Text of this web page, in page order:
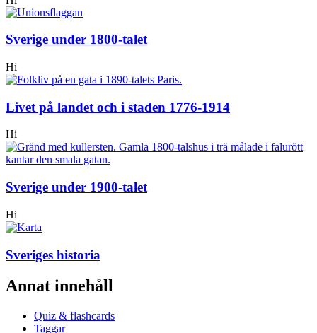
Sverige under 1800-talet
Hi
Livet på landet och i staden 1776-1914
Hi
Sverige under 1900-talet
Hi
Sveriges historia
Annat innehåll
Quiz & flashcards
Taggar